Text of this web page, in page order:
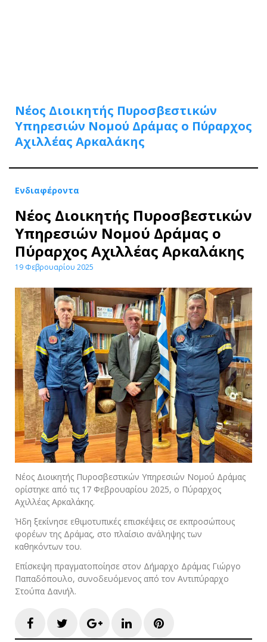
Νέος Διοικητής Πυροσβεστικών
Υπηρεσιών Νομού Δράμας ο Πύραρχος
Αχιλλέας Αρκαλάκης
Ενδιαφέροντα
Νέος Διοικητής Πυροσβεστικών
Υπηρεσιών Νομού Δράμας ο
Πύραρχος Αχιλλέας Αρκαλάκης
19 Φεβρουαρίου 2025
Νέος Διοικητής Πυροσβεστικών Υπηρεσιών Νομού Δράμας
ορίστηκε από τις 17 Φεβρουαρίου 2025, ο Πύραρχος
Αχιλλέας Αρκαλάκης.
Ήδη ξεκίνησε εθιμοτυπικές επισκέψεις σε εκπροσώπους
φορέων της Δράμας, στο πλαίσιο ανάληψης των
καθηκόντων του.
Επίσκεψη πραγματοποίησε στον Δήμαρχο Δράμας Γιώργο
Παπαδόπουλο, συνοδευόμενος από τον Αντιπύραρχο
Στούπα Δανιήλ.
FacebookTwitterGoogle+LinkedInPinterest